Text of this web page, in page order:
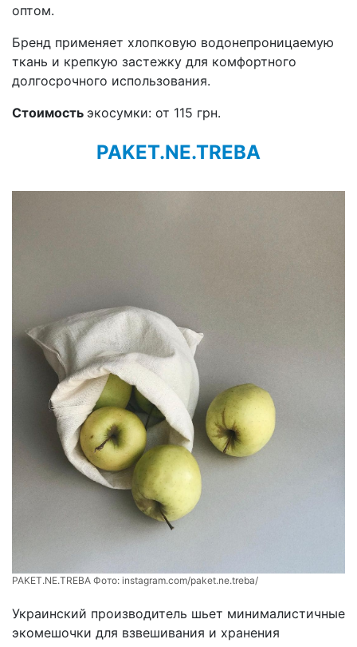
оптом.
Бренд применяет хлопковую водонепроницаемую
ткань и крепкую застежку для комфортного
долгосрочного использования.
Стоимость экосумки: от 115 грн.
PAKET.NE.TREBA
PAKET.NE.TREBA Фото: instagram.com/paket.ne.treba/
Украинский производитель шьет минималистичные
экомешочки для взвешивания и хранения